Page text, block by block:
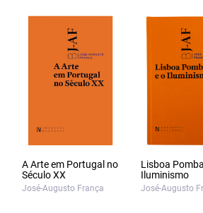
A Arte em Portugal no
Século XX
José-Augusto França
Lisboa
Iluminismo
José-Augusto